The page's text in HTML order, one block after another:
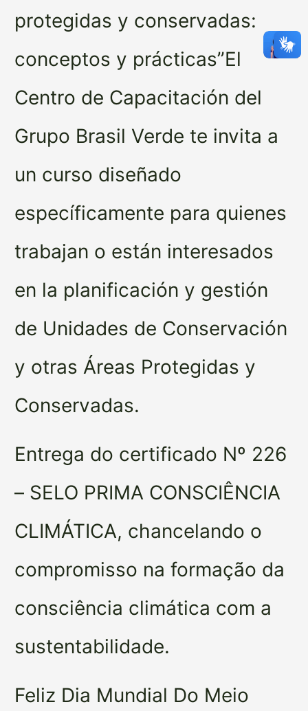
protegidas y conservadas:
conceptos y prácticas”El
Centro de Capacitación del
Grupo Brasil Verde te invita a
un curso diseñado
específicamente para quienes
trabajan o están interesados
en la planificación y gestión
de Unidades de Conservación
y otras Áreas Protegidas y
Conservadas.
Entrega do certificado Nº 226
– SELO PRIMA CONSCIÊNCIA
CLIMÁTICA, chancelando o
compromisso na formação da
consciência climática com a
sustentabilidade.
Feliz Dia Mundial Do Meio